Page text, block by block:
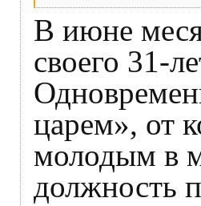
В июне
своего 31-
царем», от
молодым в
должность